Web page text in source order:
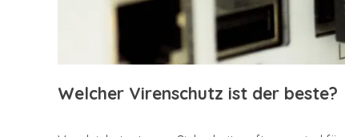
Welcher Virenschutz ist der beste?